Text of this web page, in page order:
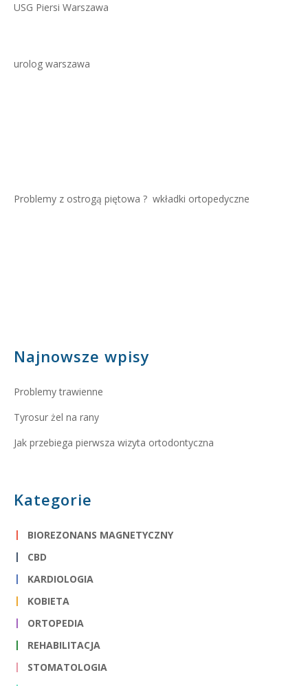
USG Piersi Warszawa
urolog warszawa
Problemy z ostrogą piętowa ? wkładki ortopedyczne
Najnowsze wpisy
Problemy trawienne
Tyrosur żel na rany
Jak przebiega pierwsza wizyta ortodontyczna
Kategorie
BIOREZONANS MAGNETYCZNY
CBD
KARDIOLOGIA
KOBIETA
ORTOPEDIA
REHABILITACJA
STOMATOLOGIA